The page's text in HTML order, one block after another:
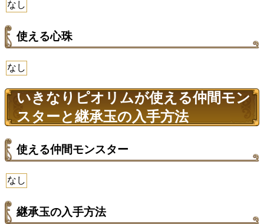
なし
使える心珠
なし
いきなりピオリムが使える仲間モン
スターと継承玉の入手方法
使える仲間モンスター
なし
継承玉の入手方法